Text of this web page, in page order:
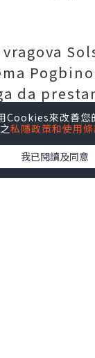
da
i dopusti
terenu.
napravio
來改善您
私隱政策和使用
我已閱讀及同意